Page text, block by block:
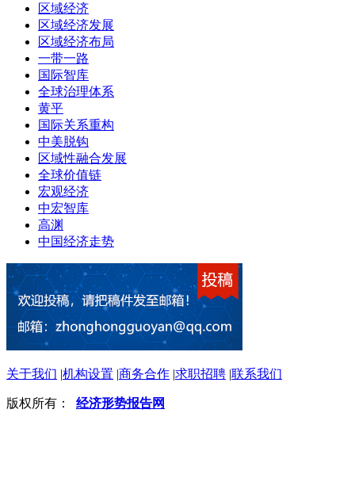
区域经济
区域经济发展
区域经济布局
一带一路
国际智库
全球治理体系
黄平
国际关系重构
中美脱钩
区域性融合发展
全球价值链
宏观经济
中宏智库
高渊
中国经济走势
关于我们 |机构设置 |商务合作 |求职招聘 |联系我们
版权所有： 经济形势报告网